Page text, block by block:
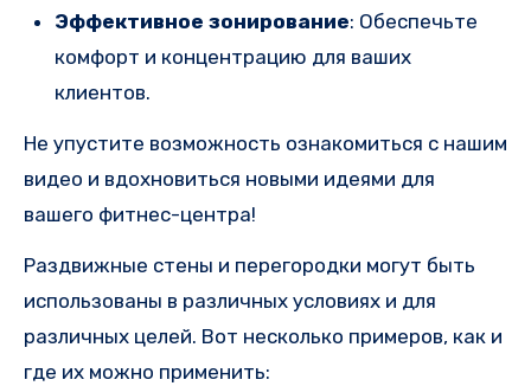
Эффективное зонирование: Обеспечьте
комфорт и концентрацию для ваших
клиентов.
Не упустите возможность ознакомиться с нашим
видео и вдохновиться новыми идеями для
вашего фитнес-центра!
Раздвижные стены и перегородки могут быть
использованы в различных условиях и для
различных целей. Вот несколько примеров, как и
где их можно применить: